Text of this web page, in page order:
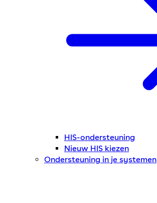
HIS-ondersteuning
Nieuw HIS kiezen
Ondersteuning in je systemen